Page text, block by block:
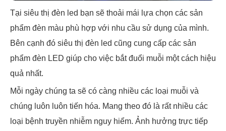
Tại siêu thị đèn led bạn sẽ thoải mái lựa chọn các sản
phẩm đèn màu phù hợp với nhu cầu sử dụng của mình.
Bên cạnh đó siêu thị đèn led cũng cung cấp các sản
phẩm đèn LED giúp cho việc bắt đuổi muỗi một cách hiệu
quả nhất.
Mỗi ngày chúng ta sẽ có càng nhiều các loại muỗi và
chúng luôn luôn tiến hóa. Mang theo đó là rất nhiều các
loại bệnh truyền nhiễm nguy hiểm. Ảnh hưởng trực tiếp